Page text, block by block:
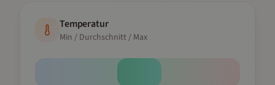
Temperatur
Min / Durchschnitt / Max